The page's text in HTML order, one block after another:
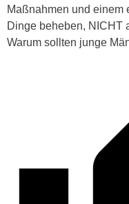
Maßnahmen und einem
Dinge beheben, NICHT
Warum sollten junge